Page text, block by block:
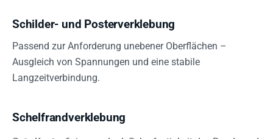
Schilder- und Posterverklebung
Passend zur Anforderung unebener Oberflächen –
Ausgleich von Spannungen und eine stabile
Langzeitverbindung.
Schelfrandverklebung